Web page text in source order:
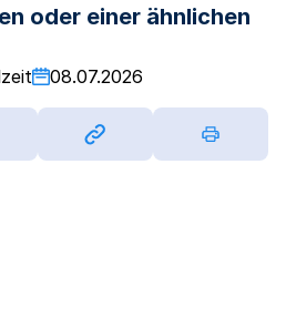
oder einer ähnlichen
08.07.2026